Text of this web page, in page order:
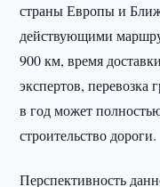
страны Европы и
действующими
900 км, время
экспертов, перевозка
в год может
строительство дороги.
Перспективность